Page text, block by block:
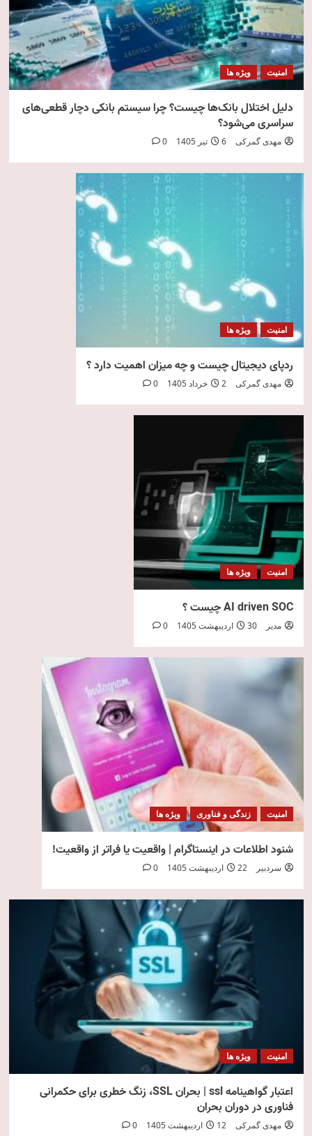
امنیت ویژه ها
دلیل اختلال بانک‌ها چیست؟ چرا سیستم بانکی دچار قطعی‌های
سراسری می‌شود؟
مهدی گمرکی 6 تیر 1405 0
امنیت ویژه ها
ردپای دیجیتال چیست و چه میزان اهمیت دارد ؟
مهدی گمرکی 2 خرداد 1405 0
امنیت ویژه ها
AI driven SOC چیست ؟
مدیر 30 اردیبهشت 1405 0
امنیت زندگی و فناوری ویژه ها
شنود اطلاعات در اینستاگرام | واقعیت یا فراتر از واقعیت!
سردبیر 22 اردیبهشت 1405 0
امنیت ویژه ها
اعتبار گواهینامه ssl | بحران SSL، زنگ خطری برای حکمرانی
فناوری در دوران بحران
مهدی گمرکی 12 اردیبهشت 1405 0